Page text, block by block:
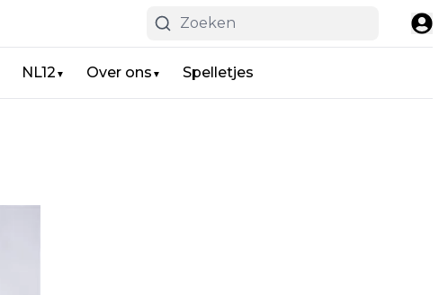
NL12 ▼ Over ons ▼ Spelletjes